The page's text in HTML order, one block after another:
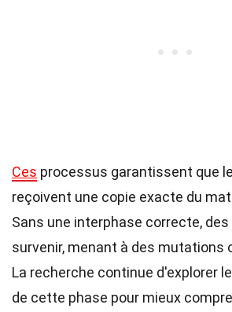
Ces processus garantissent que
reçoivent une copie exacte du
Sans une interphase correcte,
survenir, menant à des mutations
La recherche continue d'explorer
de cette phase pour mieux